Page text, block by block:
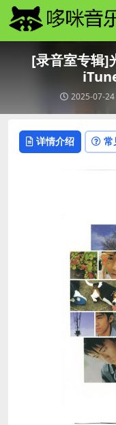
[录音室专辑]
2025-07-24
详情介绍 常